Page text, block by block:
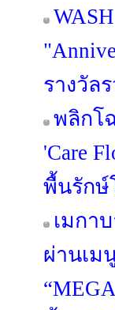
รางวัล
พลิกโ
'Care
พื้นรักษ์
เมกา
ผ่านเม